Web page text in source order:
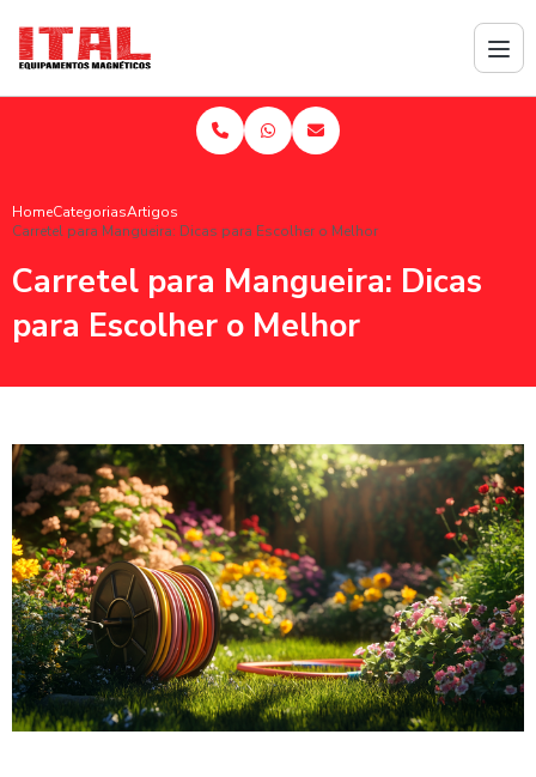
HomeCategoriasArtigos
Carretel para Mangueira: Dicas para Escolher o Melhor
Carretel para Mangueira: Dicas
para Escolher o Melhor